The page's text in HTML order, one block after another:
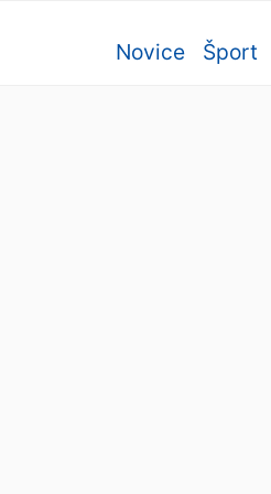
Novice Šport